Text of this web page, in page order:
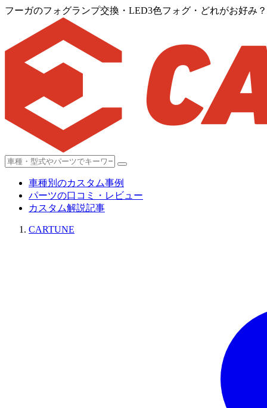
フーガのフォグランプ交換・LED3色フォグ・どれがお好み
車種別のカスタム事例
パーツの口コミ・レビュー
カスタム解説記事
CARTUNE